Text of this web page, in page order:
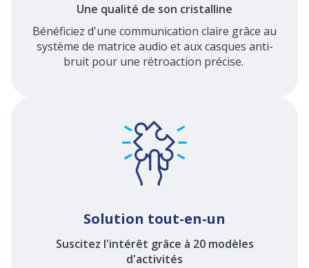
Une qualité de son cristalline
Bénéficiez d'une communication claire grâce au
système de matrice audio et aux casques anti-
bruit pour une rétroaction précise.
Solution tout-en-un
Suscitez l'intérêt grâce à 20 modèles
d'activités